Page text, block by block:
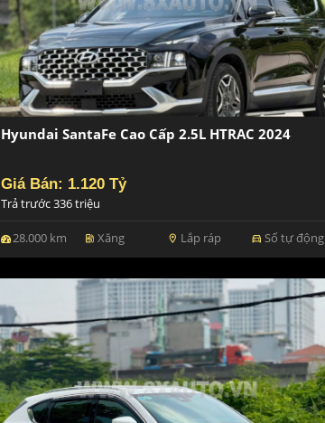
Hyundai SantaFe Cao Cấp 2.5L HTRAC 2024
Giá Bán: 1.120 Tỷ
Trả trước 336 triệu
28.000 km ev_station Xăng location_on Lắp ráp directions_car Số tự động